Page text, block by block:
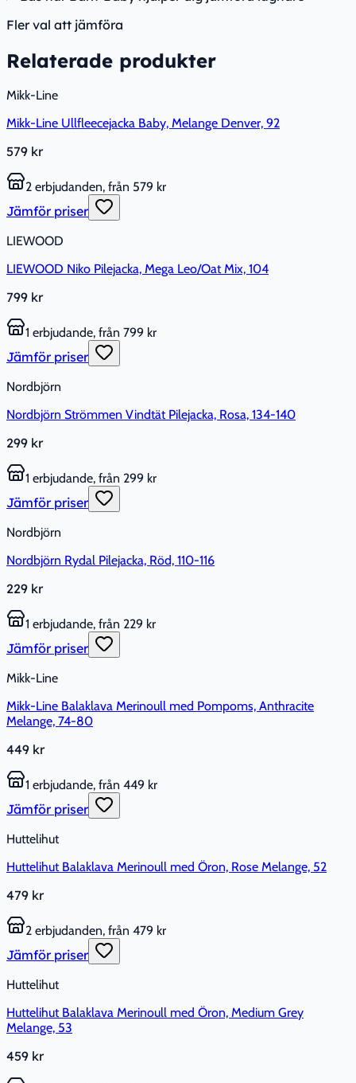
Fler val att jämföra
Relaterade produkter
Mikk-Line
Mikk-Line Ullfleecejacka Baby, Melange Denver, 92
579 kr
2 erbjudanden, från 579 kr
Jämför priser
LIEWOOD
LIEWOOD Niko Pilejacka, Mega Leo/Oat Mix, 104
799 kr
1 erbjudande, från 799 kr
Jämför priser
Nordbjörn
Nordbjörn Strömmen Vindtät Pilejacka, Rosa, 134-140
299 kr
1 erbjudande, från 299 kr
Jämför priser
Nordbjörn
Nordbjörn Rydal Pilejacka, Röd, 110-116
229 kr
1 erbjudande, från 229 kr
Jämför priser
Mikk-Line
Mikk-Line Balaklava Merinoull med Pompoms, Anthracite
Melange, 74-80
449 kr
1 erbjudande, från 449 kr
Jämför priser
Huttelihut
Huttelihut Balaklava Merinoull med Öron, Rose Melange, 52
479 kr
2 erbjudanden, från 479 kr
Jämför priser
Huttelihut
Huttelihut Balaklava Merinoull med Öron, Medium Grey
Melange, 53
459 kr